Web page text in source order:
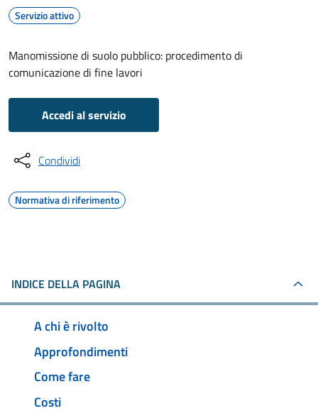
Servizio attivo
Manomissione di suolo pubblico: procedimento di
comunicazione di fine lavori
Accedi al servizio
Condividi
Normativa di riferimento
INDICE DELLA PAGINA
A chi è rivolto
Approfondimenti
Come fare
Costi